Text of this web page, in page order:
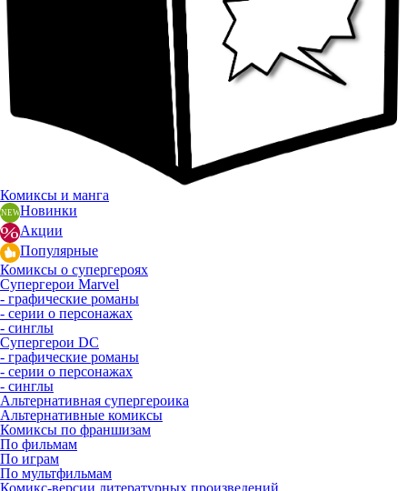
Комиксы и манга
Новинки
Акции
Популярные
Комиксы о супергероях
Супергерои Marvel
- графические романы
- серии о персонажах
- синглы
Супергерои DC
- графические романы
- серии о персонажах
- синглы
Альтернативная супергероика
Альтернативные комиксы
Комиксы по франшизам
По фильмам
По играм
По мультфильмам
Комикс-версии литературных произведений